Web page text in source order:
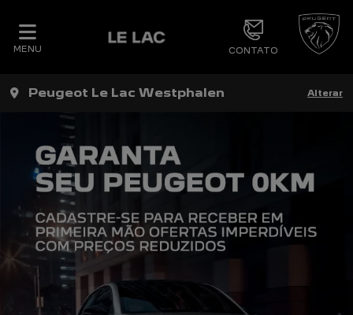
MENU CONTATO
Peugeot Le Lac Westphalen Alterar